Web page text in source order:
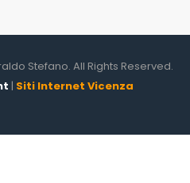
Stefano. All Rights Reserved.
| Siti Internet Vicenza